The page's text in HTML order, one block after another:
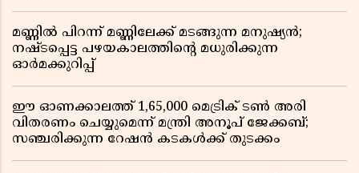
മണ്ണിൽ പിറന്ന് മണ്ണിലേക്ക് മടങ്ങുന്ന മനുഷ്യൻ;
നഷ്ടപ്പെട്ട പഴയകാലത്തിൻ്റെ മധുരിക്കുന്ന
ഓർമക്കുറിപ്പ്
ഈ ഓണക്കാലത്ത് 1,65,000 മെട്രിക് ടൺ അരി
വിതരണം ചെയ്യുമെന്ന് മന്ത്രി അനൂപ് ജേക്കബ്;
സഞ്ചരിക്കുന്ന റേഷൻ കടകൾക്ക് തുടക്കം